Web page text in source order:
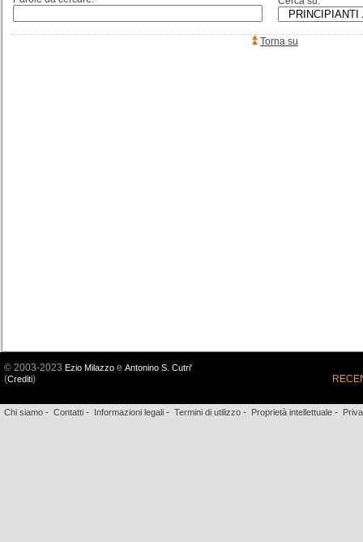
Torna su
© 2003-2023 Ezio Milazzo e Antonino S. Cutri'
(Crediti)
Chi siamo - Contatti - Informazioni legali - Termini di utilizzo - Proprietà intellettuale -